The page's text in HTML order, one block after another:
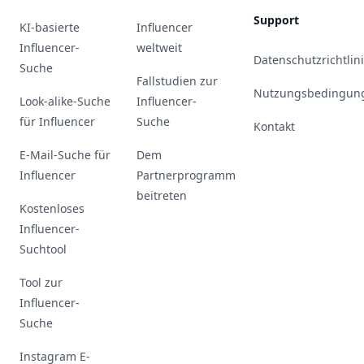
KI-basierte
Influencer-
Suche
Look-alike-Suche
für Influencer
E-Mail-Suche für
Influencer
Kostenloses
Influencer-
Suchtool
Tool zur
Influencer-
Suche
Instagram E-
Influencer
weltweit
Fallstudien zur
Influencer-
Suche
Dem
Partnerprogramm
beitreten
Support
Kontakt